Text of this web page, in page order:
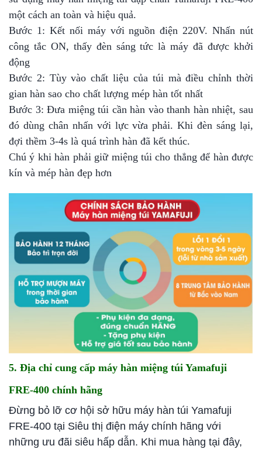
một cách an toàn và hiệu quả.
Bước 1: Kết nối máy với nguồn điện 220V. Nhấn nút
công tắc ON, thấy đèn sáng tức là máy đã được khởi
động
Bước 2: Tùy vào chất liệu của túi mà điều chỉnh thời
gian hàn sao cho chất lượng mép hàn tốt nhất
Bước 3: Đưa miệng túi cần hàn vào thanh hàn nhiệt, sau
đó dùng chân nhấn với lực vừa phải. Khi đèn sáng lại,
đợi thềm 3-4s là quá trình hàn đã kết thúc.
Chú ý khi hàn phải giữ miệng túi cho thẳng để hàn được
kín và mép hàn đẹp hơn
5. Địa chỉ cung cấp máy hàn miệng túi Yamafuji
FRE-400 chính hãng
Đừng bỏ lỡ cơ hội sở hữu máy hàn túi Yamafuji
FRE-400 tại Siêu thị điện máy chính hãng với
những ưu đãi siêu hấp dẫn. Khi mua hàng tại đây,